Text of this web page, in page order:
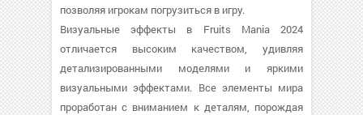
позволяя игрокам погрузиться в игру.
Визуальные эффекты в Fruits Mania 2024
отличается высоким качеством, удивляя
детализированными моделями и яркими
визуальными эффектами. Все элементы мира
проработан с вниманием к деталям, порождая